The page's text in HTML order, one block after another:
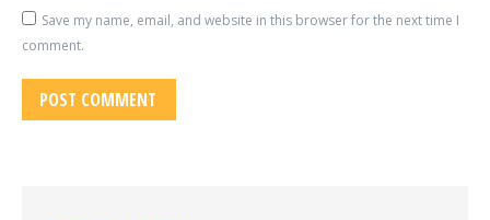
Save my name, email, and website in this browser for the next time I
comment.
POST COMMENT